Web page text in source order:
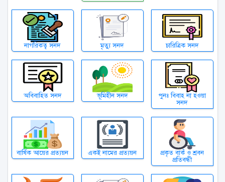
নাগরিকত্ব সনদ মৃত্যু সনদ চারিত্রিক সনদ
অবিবাহিত সনদ ভূমিহীন সনদ
পুনঃ বিবাহ না হওয়া
সনদ
বার্ষিক আয়ের প্রত্যয়ন একই নামের প্রত্যয়ন
প্রকৃত বাকঁ ও শ্রবন
প্রতিবন্ধী